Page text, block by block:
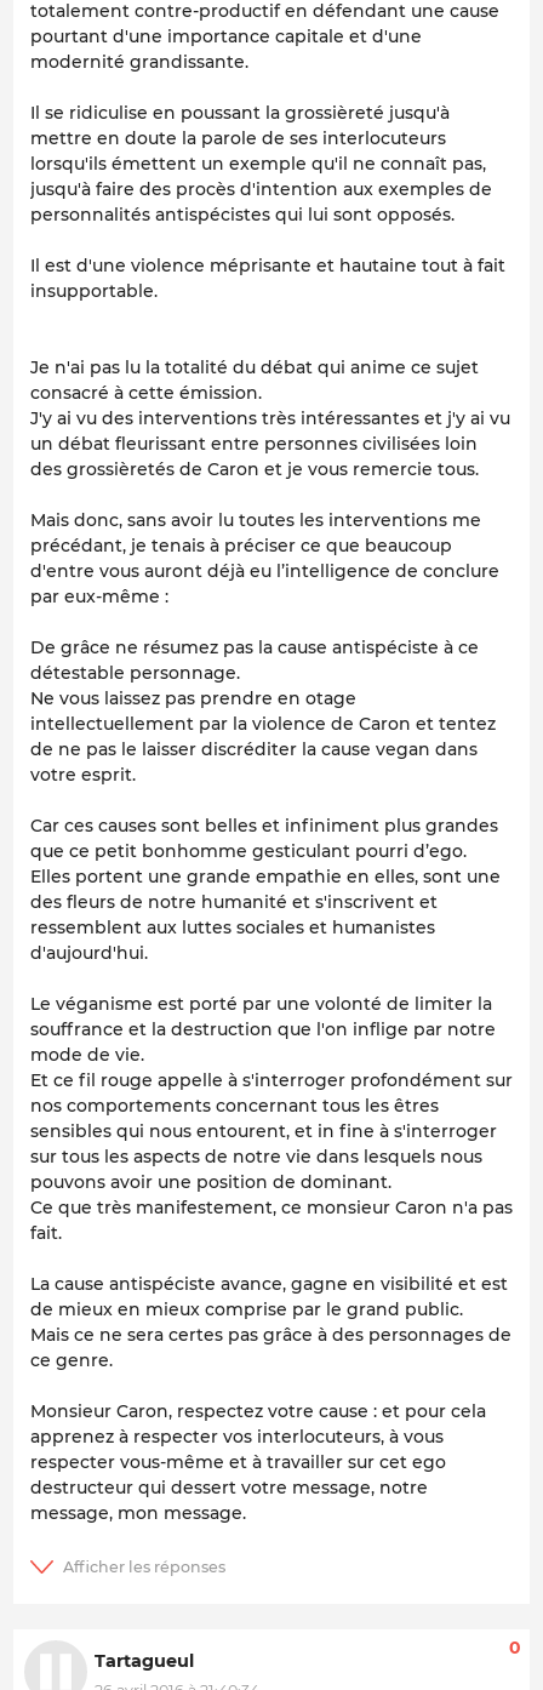
totalement contre-productif en défendant une cause
pourtant d'une importance capitale et d'une
modernité grandissante.
Il se ridiculise en poussant la grossièreté jusqu'à
mettre en doute la parole de ses interlocuteurs
lorsqu'ils émettent un exemple qu'il ne connaît pas,
jusqu'à faire des procès d'intention aux exemples de
personnalités antispécistes qui lui sont opposés.
Il est d'une violence méprisante et hautaine tout à fait
insupportable.
Je n'ai pas lu la totalité du débat qui anime ce sujet
consacré à cette émission.
J'y ai vu des interventions très intéressantes et j'y ai vu
un débat fleurissant entre personnes civilisées loin
des grossièretés de Caron et je vous remercie tous.
Mais donc, sans avoir lu toutes les interventions me
précédant, je tenais à préciser ce que beaucoup
d'entre vous auront déjà eu l’intelligence de conclure
par eux-même :
De grâce ne résumez pas la cause antispéciste à ce
détestable personnage.
Ne vous laissez pas prendre en otage
intellectuellement par la violence de Caron et tentez
de ne pas le laisser discréditer la cause vegan dans
votre esprit.
Car ces causes sont belles et infiniment plus grandes
que ce petit bonhomme gesticulant pourri d’ego.
Elles portent une grande empathie en elles, sont une
des fleurs de notre humanité et s'inscrivent et
ressemblent aux luttes sociales et humanistes
d'aujourd'hui.
Le véganisme est porté par une volonté de limiter la
souffrance et la destruction que l'on inflige par notre
mode de vie.
Et ce fil rouge appelle à s'interroger profondément sur
nos comportements concernant tous les êtres
sensibles qui nous entourent, et in fine à s'interroger
sur tous les aspects de notre vie dans lesquels nous
pouvons avoir une position de dominant.
Ce que très manifestement, ce monsieur Caron n'a pas
fait.
La cause antispéciste avance, gagne en visibilité et est
de mieux en mieux comprise par le grand public.
Mais ce ne sera certes pas grâce à des personnages de
ce genre.
Monsieur Caron, respectez votre cause : et pour cela
apprenez à respecter vos interlocuteurs, à vous
respecter vous-même et à travailler sur cet ego
destructeur qui dessert votre message, notre
message, mon message.
Tartagueul
0